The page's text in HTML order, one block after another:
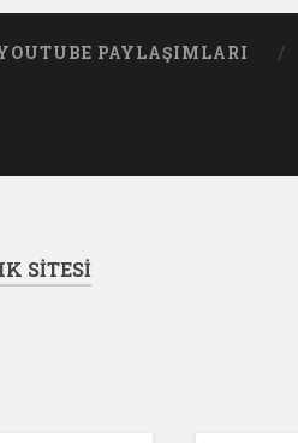
PAYLAŞIMLARI
SITESI